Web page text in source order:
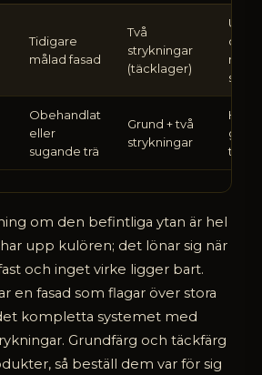
Tidigare
målad fasad
Två
strykningar
(täcklager)
mot
Obehandlat
eller
sugande trä
Grund + två
strykningar
om den befintliga ytan är hel
upp kulören; det lönar sig när
och inget virke ligger bart.
en fasad som flagar över stora
kompletta systemet med
Grundfärg och täckfärg
så beställ dem var för sig